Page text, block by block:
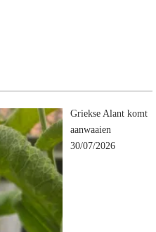
Griekse Alant komt
aanwaaien
30/07/2026